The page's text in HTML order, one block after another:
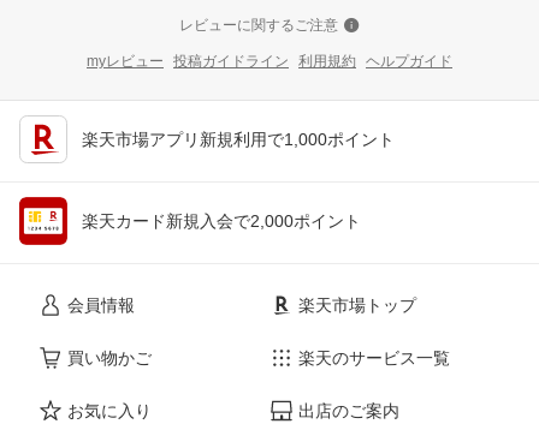
レビューに関するご注意
myレビュー 投稿ガイドライン 利用規約 ヘルプガイド
楽天市場アプリ新規利用で1,000ポイント
楽天カード新規入会で2,000ポイント
会員情報
買い物かご
お気に入り
楽天市場トップ
楽天のサービス一覧
出店のご案内